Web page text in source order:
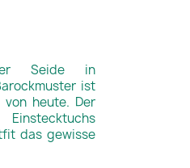
Seide in
ist
heute. Der
das gewisse